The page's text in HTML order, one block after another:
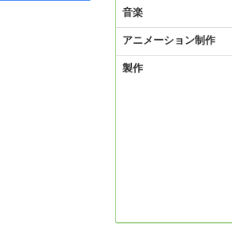
音楽
アニメーション制作
製作